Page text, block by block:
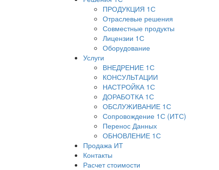
ПРОДУКЦИЯ 1С
Отраслевые решения
Совместные продукты
Лицензии 1С
Оборудование
Услуги
ВНЕДРЕНИЕ 1С
КОНСУЛЬТАЦИИ
НАСТРОЙКА 1С
ДОРАБОТКА 1С
ОБСЛУЖИВАНИЕ 1С
Сопровождение 1С (ИТС)
Перенос Данных
ОБНОВЛЕНИЕ 1С
Продажа ИТ
Контакты
Расчет стоимости